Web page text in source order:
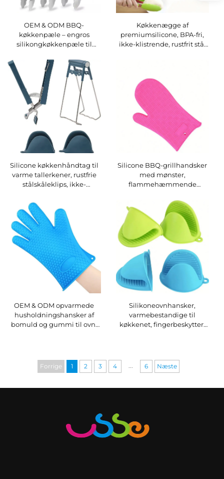
OEM & ODM BBQ-
køkkenpæle – engros
silikongkøkkenpæle til
stegning, brændselsvender
og brugerdefinerede
madpæle i silikon
Køkkenægge af
premiumsilicone, BPA-fri,
ikke-klistrende, rustfrit stål
Silicone køkkenhåndtag til
varme tallerkener, rustfrie
stålskåleklips, ikke-
madlavning og grillning,
med låsefunktion,
skåleklips
Silicone BBQ-grillhandsker
med mønster,
flammehæmmende
ovnhandske til kogekunst
med åben manschet på
begge sider
OEM & ODM opvarmede
husholdningshansker af
bomuld og gummi til ovn,
Silikoneovnhansker,
varmebestandige til
køkkenet, fingerbeskytter,
køkkenhansker
Forrige 1 2 3 4 ... 6 Næste